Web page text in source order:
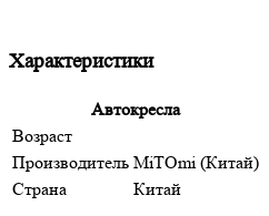
Характеристики
Автокресла
Возраст
Производитель MiTOmi (Китай)
Страна
Китай